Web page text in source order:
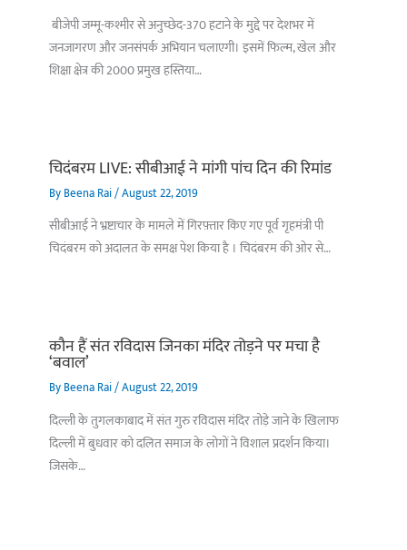
बीजेपी जम्मू-कश्मीर से अनुच्छेद-370 हटाने के मुद्दे पर देशभर में
जनजागरण और जनसंपर्क अभियान चलाएगी। इसमें फिल्म, खेल और
शिक्षा क्षेत्र की 2000 प्रमुख हस्तिया…
चिदंबरम LIVE: सीबीआई ने मांगी पांच दिन की रिमांड
ByBeena Rai/August 22, 2019
सीबीआई ने भ्रष्टाचार के मामले में गिरफ़्तार किए गए पूर्व गृहमंत्री पी
चिदंबरम को अदालत के समक्ष पेश किया है । चिदंबरम की ओर से…
कौन हैं संत रविदास जिनका मंदिर तोड़ने पर मचा है
‘बवाल’
ByBeena Rai/August 22, 2019
दिल्ली के तुगलकाबाद में संत गुरु रविदास मंदिर तोड़े जाने के खिलाफ
दिल्ली में बुधवार को दलित समाज के लोगों ने विशाल प्रदर्शन किया।
जिसके…